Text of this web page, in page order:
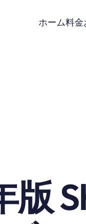
ホーム料金
版